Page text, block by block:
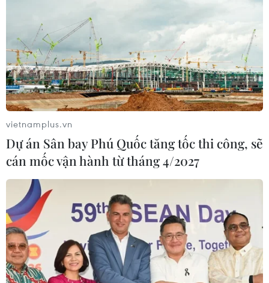
vietnamplus.vn
Dự án Sân bay Phú Quốc tăng tốc thi công, sẽ
cán mốc vận hành từ tháng 4/2027